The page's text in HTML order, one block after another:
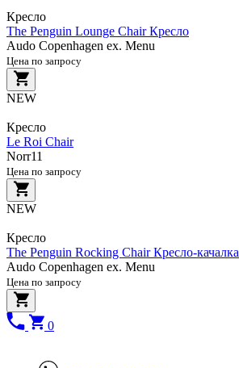
Кресло
The Penguin Lounge Chair Кресло
Audo Copenhagen ex. Menu
Цена по запросу
NEW
Кресло
Le Roi Chair
Norr11
Цена по запросу
NEW
Кресло
The Penguin Rocking Chair Кресло-качалка
Audo Copenhagen ex. Menu
Цена по запросу
0